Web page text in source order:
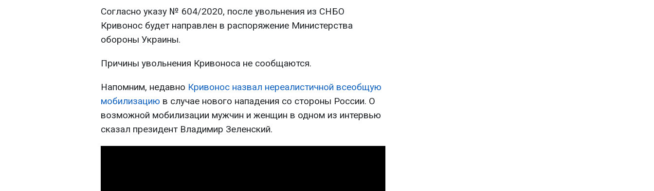
Согласно указу № 604/2020, после увольнения из СНБО
Кривонос будет направлен в распоряжение Министерства
обороны Украины.
Причины увольнения Кривоноса не сообщаются.
Напомним, недавно Кривонос назвал нереалистичной всеобщую
мобилизацию в случае нового нападения со стороны России. О
возможной мобилизации мужчин и женщин в одном из интервью
сказал президент Владимир Зеленский.